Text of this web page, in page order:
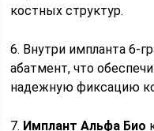
костных структур.
6. Внутри импланта 6-
абатмент, что
надежную фиксацию
7. Имплант Альфа Био